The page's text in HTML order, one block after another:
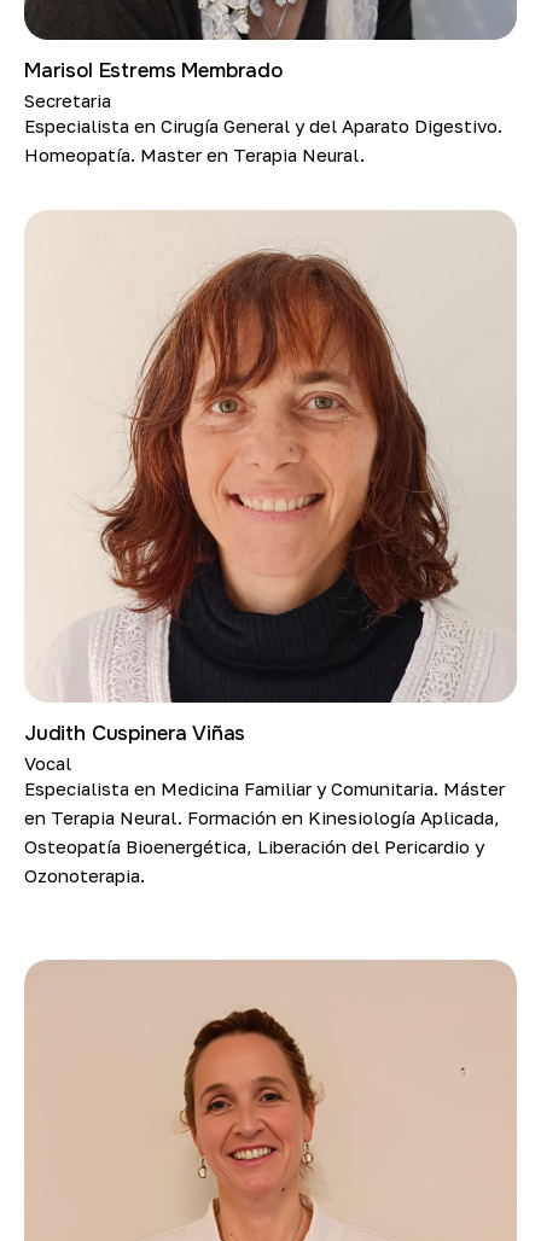
Marisol Estrems Membrado
Secretaria
Especialista en Cirugía General y del Aparato Digestivo.
Homeopatía. Master en Terapia Neural.
Judith Cuspinera Viñas
Vocal
Especialista en Medicina Familiar y Comunitaria. Máster
en Terapia Neural. Formación en Kinesiología Aplicada,
Osteopatía Bioenergética, Liberación del Pericardio y
Ozonoterapia.